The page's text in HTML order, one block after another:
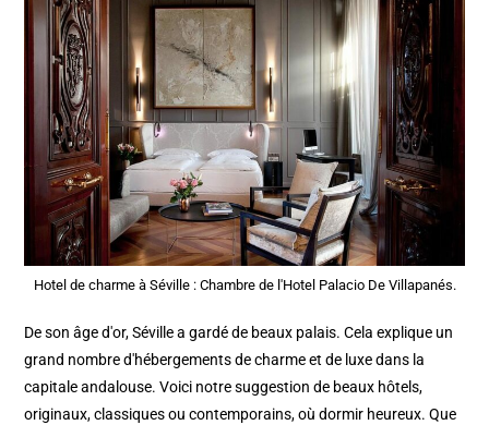
Hotel de charme à Séville : Chambre de l'Hotel Palacio De Villapanés.
De son âge d'or, Séville a gardé de beaux palais. Cela explique un
grand nombre d'hébergements de charme et de luxe dans la
capitale andalouse. Voici notre suggestion de beaux hôtels,
originaux, classiques ou contemporains, où dormir heureux. Que